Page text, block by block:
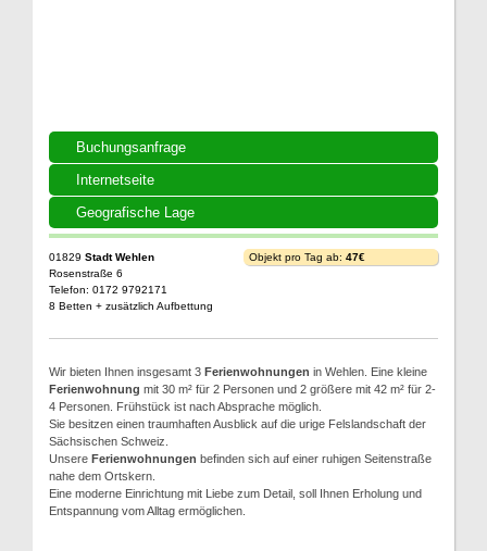
Buchungsanfrage
Internetseite
Geografische Lage
01829 Stadt Wehlen
Rosenstraße 6
Telefon: 0172 9792171
8 Betten + zusätzlich Aufbettung
Objekt pro Tag ab: 47€
Wir bieten Ihnen insgesamt 3 Ferienwohnungen in Wehlen. Eine kleine
Ferienwohnung mit 30 m² für 2 Personen und 2 größere mit 42 m² für 2-
4 Personen. Frühstück ist nach Absprache möglich.
Sie besitzen einen traumhaften Ausblick auf die urige Felslandschaft der
Sächsischen Schweiz.
Unsere Ferienwohnungen befinden sich auf einer ruhigen Seitenstraße
nahe dem Ortskern.
Eine moderne Einrichtung mit Liebe zum Detail, soll Ihnen Erholung und
Entspannung vom Alltag ermöglichen.